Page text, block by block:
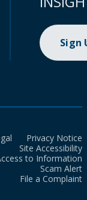
Sign
Privacy Notice
Site Accessibility
to Information
Scam Alert
File a Complaint